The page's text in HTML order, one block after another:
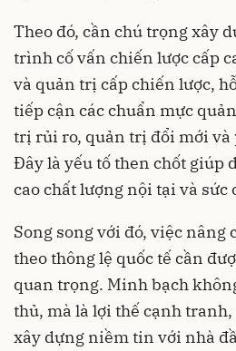
Theo đó, cần chú trọng xây
trình cố vấn chiến lược cấp
và quản trị cấp chiến lược,
tiếp cận các chuẩn mực
trị rủi ro, quản trị đổi mới và
Đây là yếu tố then chốt giúp
cao chất lượng nội tại và
Song song với đó, việc nâng
theo thông lệ quốc tế cần
quan trọng. Minh bạch
thủ, mà là lợi thế cạnh
xây dựng niềm tin với nhà